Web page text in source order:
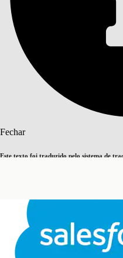
Fechar
Este texto foi traduzido pelo sistema de
Fechar Fechar